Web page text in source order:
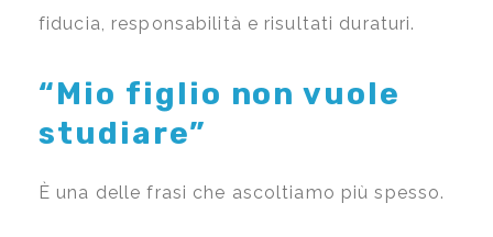
fiducia, responsabilità e risultati duraturi.
“Mio figlio non vuole
studiare”
È una delle frasi che ascoltiamo più spesso.